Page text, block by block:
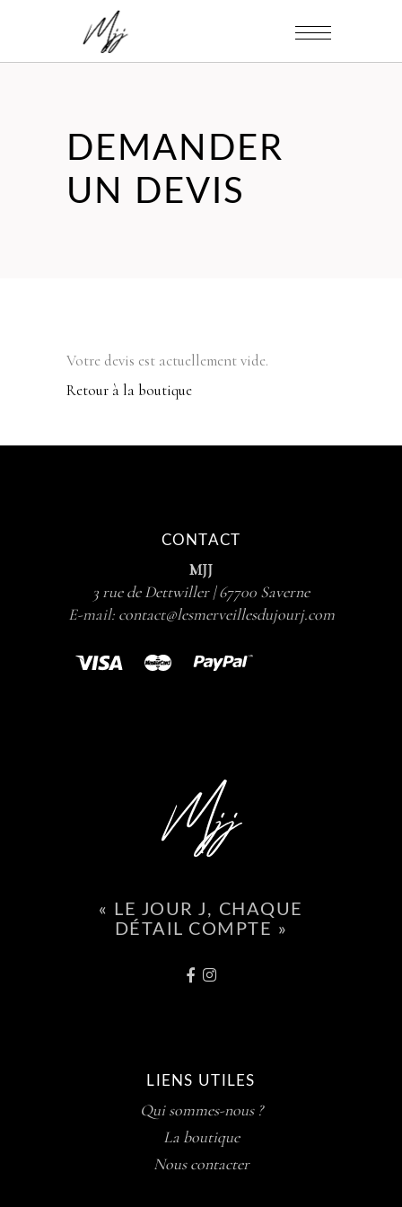
DEMANDER
UN DEVIS
Votre devis est actuellement vide.
Retour à la boutique
CONTACT
MJJ
3 rue de Dettwiller | 67700 Saverne
E-mail: contact@lesmerveillesdujourj.com
« LE JOUR J, CHAQUE
DÉTAIL COMPTE »
LIENS UTILES
Qui sommes-nous ?
La boutique
Nous contacter